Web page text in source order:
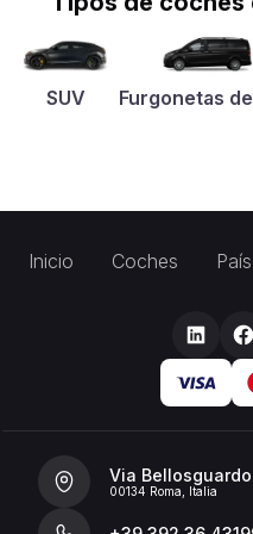
SUV Furgonetas
Inicio Coches
Via Bellosguardo
00134 Roma, Italia